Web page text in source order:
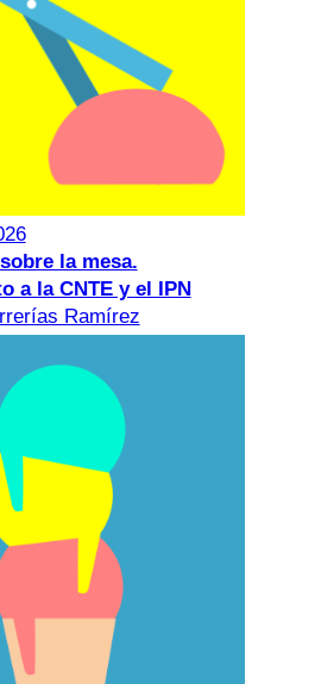
la mesa.
a la CNTE y el IPN
Ramírez